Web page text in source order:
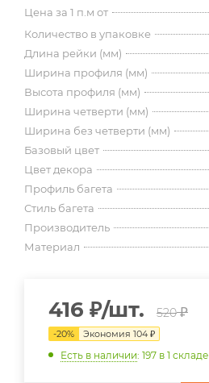
Цена за 1 п.м от
Количество в упаковке
Длина рейки (мм)
Ширина профиля (мм)
Высота профиля (мм)
Ширина четверти (мм)
Ширина без четверти (мм)
Базовый цвет
Цвет декора
Профиль багета
Стиль багета
Производитель
Материал
416 ₽/шт. 520₽
-20% Экономия 104 ₽
Есть в наличии: 197 в 1 складе